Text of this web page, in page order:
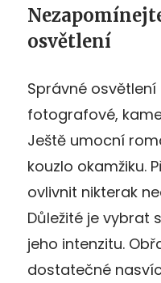
osvětlení
Správné osvětlení
fotografové,
Ještě umocní
kouzlo okamžiku.
ovlivnit nikterak
Důležité je vybrat
jeho intenzitu.
dostatečné